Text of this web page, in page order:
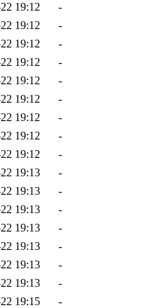
19:12
-
19:12
-
19:12
-
19:12
-
19:12
-
19:12
-
19:12
-
19:12
-
19:12
-
19:13
-
19:13
-
19:13
-
19:13
-
19:13
-
19:13
-
19:13
-
19:15
-